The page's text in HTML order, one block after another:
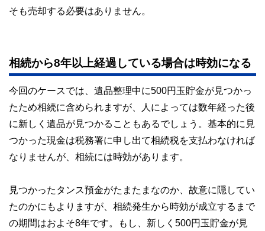
そも売却する必要はありません。
相続から8年以上経過している場合は時効になる
今回のケースでは、遺品整理中に500円玉貯金が見つかっ
たため相続に含められますが、人によっては数年経った後
に新しく遺品が見つかることもあるでしょう。基本的に見
つかった現金は税務署に申し出て相続税を支払わなければ
なりませんが、相続には時効があります。
見つかったタンス預金がたまたまなのか、故意に隠してい
たのかにもよりますが、相続発生から時効が成立するまで
の期間はおよそ8年です。もし、新しく500円玉貯金が見